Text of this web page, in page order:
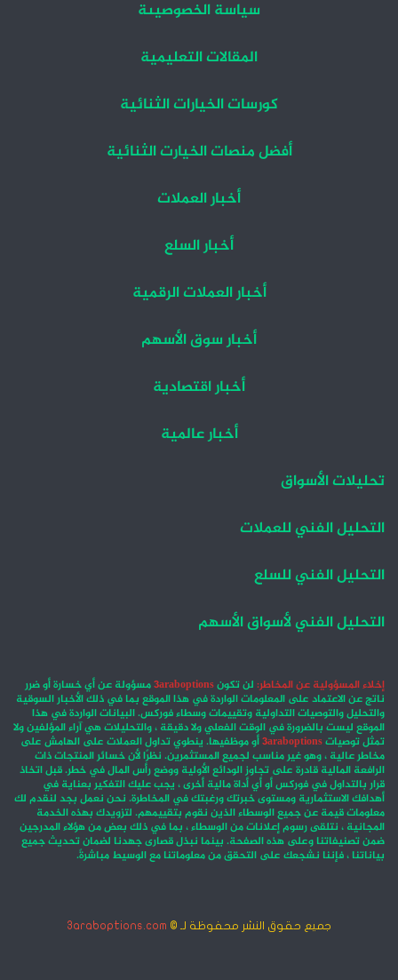
سياسة الخصوصيىة
المقالات التعليمية
كورسات الخيارات الثنائية
أفضل منصات الخيارت الثنائية
أخبار العملات
أخبار السلع
أخبار العملات الرقمية
أخبار سوق الأسهم
أخبار اقتصادية
أخبار عالمية
تحليلات الأسواق
التحليل الفني للعملات
التحليل الفني للسلع
التحليل الفني لأسواق الأسهم
إخلاء المسؤولية عن المخاطر: لن تكون3araboptionsمسؤولة عن أي خسارة أو ضرر
ناتج عن الاعتماد على المعلومات الواردة في هذا الموقع بما في ذلك الأخبار السوقية
والتحليل والتوصيات التداولية وتقييمات وسطاء فوركس. البيانات الواردة في هذا
الموقع ليست بالضرورة في الوقت الفعلي ولا دقيقة ، والتحليلات هي آراء المؤلفين ولا
تمثل توصيات3araboptionsأو موظفيها. ينطوي تداول العملات على الهامش على
مخاطر عالية ، وهو غير مناسب لجميع المستثمرين. نظرًا لأن خسائر المنتجات ذات
الرافعة المالية قادرة على تجاوز الودائع الأولية ووضع رأس المال في خطر. قبل اتخاذ
قرار بالتداول في فوركس أو أي أداة مالية أخرى ، يجب عليك التفكير بعناية في
أهدافك الاستثمارية ومستوى خبرتك ورغبتك في المخاطرة. نحن نعمل بجد لنقدم لك
معلومات قيمة عن جميع الوسطاء الذين نقوم بتقييمهم. لتزويدك بهذه الخدمة
المجانية ، نتلقى رسوم إعلانات من الوسطاء ، بما في ذلك بعض من هؤلاء المدرجين
ضمن تصنيفاتنا وعلى هذه الصفحة. بينما نبذل قصارى جهدنا لضمان تحديث جميع
بياناتنا ، فإننا نشجعك على التحقق من معلوماتنا مع الوسيط مباشرةً.
جميع حقوق النشر محفوظة لـ © 3araboptions.com